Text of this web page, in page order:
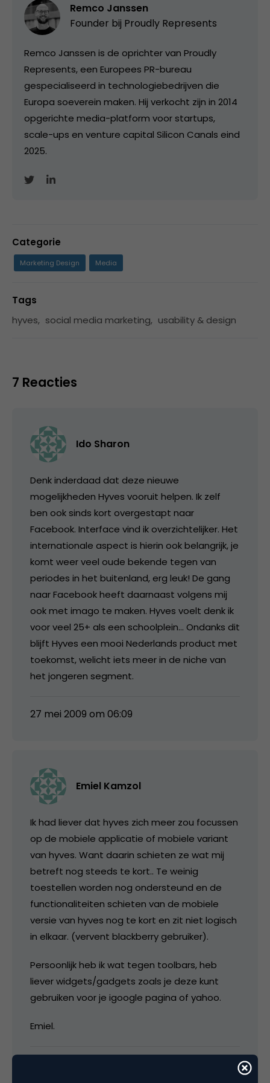
Remco Janssen
Founder bij Proudly Represents
Remco Janssen is de oprichter van Proudly
Represents, een Europees PR-bureau
gespecialiseerd in technologiebedrijven die
Europa soeverein maken. Hij verkocht zijn in 2014
opgerichte media-platform voor startups,
scale-ups en venture capital Silicon Canals eind
2025.
Categorie
Marketing Design Media
Tags
hyves, social media marketing, usability & design
7 Reacties
Ido Sharon
Denk inderdaad dat deze nieuwe
mogelijkheden Hyves vooruit helpen. Ik zelf
ben ook sinds kort overgestapt naar
Facebook. Interface vind ik overzichtelijker. Het
internationale aspect is hierin ook belangrijk, je
komt weer veel oude bekende tegen van
periodes in het buitenland, erg leuk! De gang
naar Facebook heeft daarnaast volgens mij
ook met imago te maken. Hyves voelt denk ik
voor veel 25+ als een schoolplein… Ondanks dit
blijft Hyves een mooi Nederlands product met
toekomst, welicht iets meer in de niche van
het jongeren segment.
27 mei 2009 om 06:09
Emiel Kamzol
Ik had liever dat hyves zich meer zou focussen
op de mobiele applicatie of mobiele variant
van hyves. Want daarin schieten ze wat mij
betreft nog steeds te kort.. Te weinig
toestellen worden nog ondersteund en de
functionaliteiten schieten van de mobiele
versie van hyves nog te kort en zit niet logisch
in elkaar. (vervent blackberry gebruiker).
Persoonlijk heb ik wat tegen toolbars, heb
liever widgets/gadgets zoals je deze kunt
gebruiken voor je igoogle pagina of yahoo.
Emiel.